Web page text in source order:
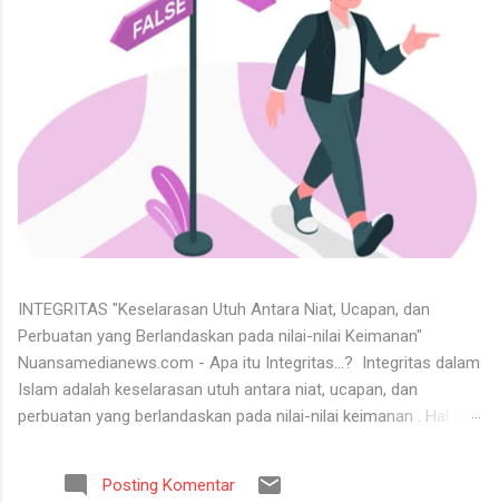
INTEGRITAS "Keselarasan Utuh Antara Niat, Ucapan, dan
Perbuatan yang Berlandaskan pada nilai-nilai Keimanan"
Nuansamedianews.com - Apa itu Integritas...? Integritas dalam
Islam adalah keselarasan utuh antara niat, ucapan, dan
perbuatan yang berlandaskan pada nilai-nilai keimanan . Hal ini
mana seseorang hidup secara konsisten di jalan Allah,
menjunjung tinggi kejujuran, serta dapat dipercaya dalam setiap
Posting Komentar